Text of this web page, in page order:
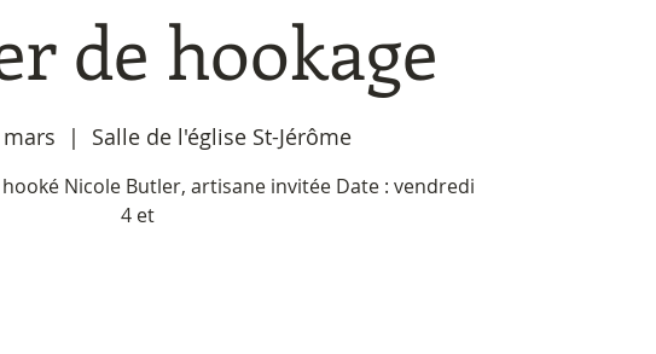
de hookage
  |
Salle de l'église St-Jérôme
Nicole Butler, artisane invitée Date : vendredi
4 et